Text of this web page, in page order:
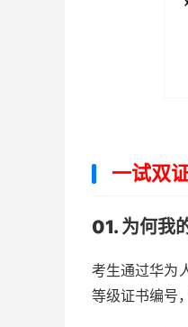
一试双
01. 为何我
考生通过华为
等级证书编号